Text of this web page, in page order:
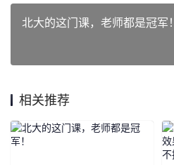
北大的这门课，老师都是冠军！
相关推荐